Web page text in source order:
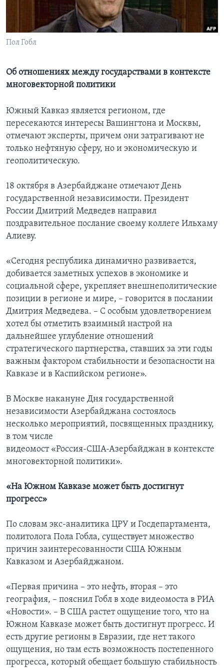
Learning English
СОЦИАЛЬНЫЕ СЕТИ
Пол Гобл
Об отношениях между государствами в контексте
многовекторной политики
Южный Кавказ является регионом, где
пересекаются интересы Вашингтона и Москвы,
отмечают эксперты, причем они затрагивают не
только нефтяную сферу, но и экономическую и
геополитическую.
18 октября в Азербайджане отмечают День
государственной независимости. Президент
России Дмитрий Медведев направил
поздравительное послание своему коллеге Ильхаму
Алиеву.
«Сегодня республика динамично развивается,
добивается заметных успехов в экономике и
социальной сфере, укрепляет внешнеполитические
позиции в регионе и мире, – говорится в послании
Дмитрия Медведева. – С особым удовлетворением
хотел бы отметить взаимный настрой на
дальнейшее углубление отношений
стратегического партнерства, ставших за эти годы
важным фактором стабильности и безопасности на
Кавказе и в Каспийском регионе».
В Москве накануне Дня государственной
независимости Азербайджана состоялось
несколько мероприятий, посвященных празднику,
в том числе
видеомост «Россия-США-Азербайджан в контексте
многовекторной политики».
«На Южном Кавказе может быть достигнут
прогресс»
По словам экс-аналитика ЦРУ и Госдепартамента,
политолога Пола Гобла, существует множество
причин заинтересованности США Южным
Кавказом и Азербайджаном.
«Первая причина – это нефть, вторая – это
география, – пояснил Гобл в ходе видеомоста в РИА
«Новости». – В США растет ощущение того, что на
Южном Кавказе может быть достигнут прогресс. И
есть другие регионы в Евразии, где нет такого
ощущения, но там есть возможность постепенного
прогресса, который обещает большую стабильность